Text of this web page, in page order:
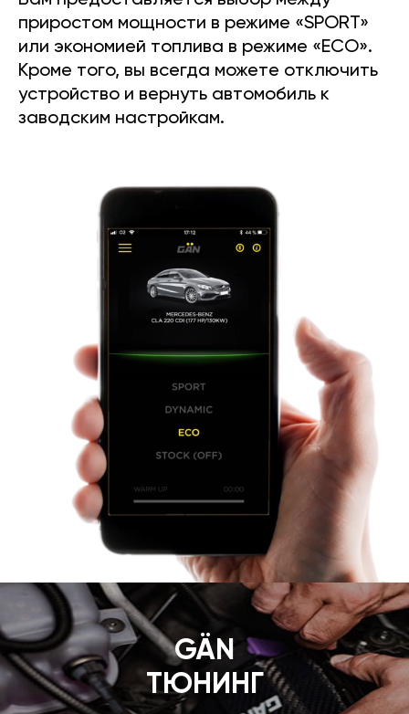
приростом мощности в режиме «SPORT»
или экономией топлива в режиме «ECO».
Кроме того, вы всегда можете отключить
устройство и вернуть автомобиль к
заводским настройкам.
GÄN
ТЮНИНГ